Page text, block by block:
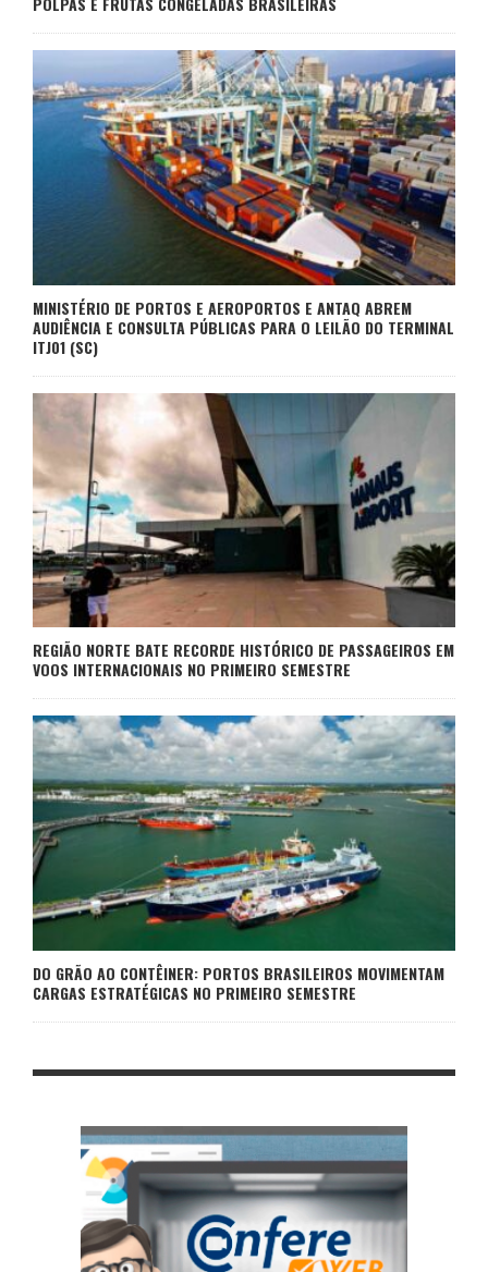
MINISTÉRIO DE PORTOS E AEROPORTOS E ANTAQ ABREM
AUDIÊNCIA E CONSULTA PÚBLICAS PARA O LEILÃO DO TERMINAL
ITJ01 (SC)
REGIÃO NORTE BATE RECORDE HISTÓRICO DE PASSAGEIROS EM
VOOS INTERNACIONAIS NO PRIMEIRO SEMESTRE
DO GRÃO AO CONTÊINER: PORTOS BRASILEIROS MOVIMENTAM
CARGAS ESTRATÉGICAS NO PRIMEIRO SEMESTRE